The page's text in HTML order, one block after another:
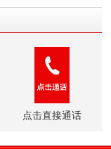
点击直接通话